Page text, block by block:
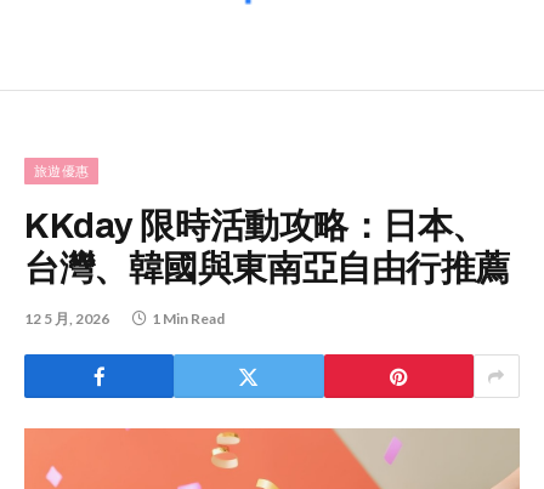
旅遊優惠
KKday 限時活動攻略：日本、
台灣、韓國與東南亞自由行推薦
12 5 月, 2026 1 Min Read